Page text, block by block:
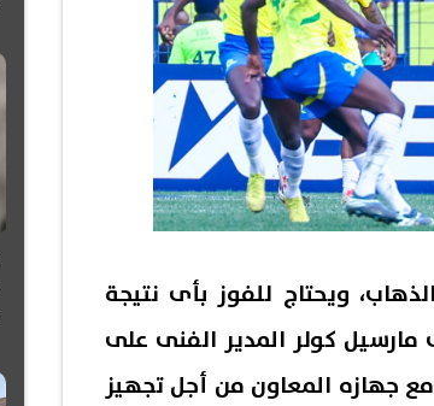
ويحتاج للفوز بأى نتيجة
مارسيل كولر المدير الفنى على
مع جهازه المعاون من أجل تجهيز